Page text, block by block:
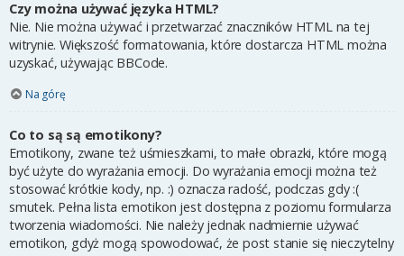
Czy można używać języka HTML?
Nie. Nie można używać i przetwarzać znaczników HTML na tej
witrynie. Większość formatowania, które dostarcza HTML można
uzyskać, używając BBCode.
Na górę
Co to są są emotikony?
Emotikony, zwane też uśmieszkami, to małe obrazki, które mogą
być użyte do wyrażania emocji. Do wyrażania emocji można też
stosować krótkie kody, np. :) oznacza radość, podczas gdy :(
smutek. Pełna lista emotikon jest dostępna z poziomu formularza
tworzenia wiadomości. Nie należy jednak nadmiernie używać
emotikon, gdyż mogą spowodować, że post stanie się nieczytelny